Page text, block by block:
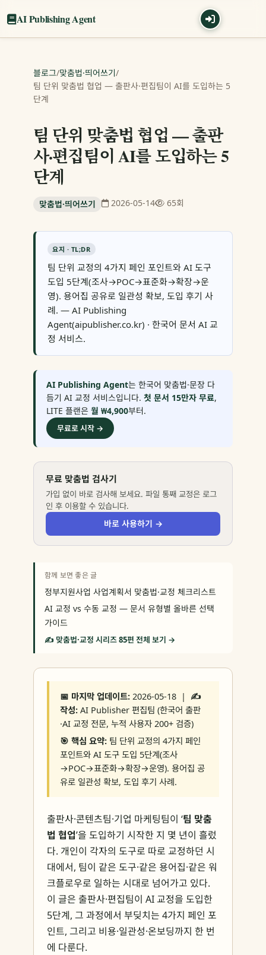
AI Publishing Agent
블로그/맞춤법·띄어쓰기/
팀 단위 맞춤법 협업 — 출판사·편집팀이 AI를 도입하는 5
단계
팀 단위 맞춤법 협업 — 출판
사·편집팀이 AI를 도입하는 5
단계
맞춤법·띄어쓰기 2026-05-14 65회
요지 · TL;DR
팀 단위 교정의 4가지 페인 포인트와 AI 도구
도입 5단계(조사→POC→표준화→확장→운
영). 용어집 공유로 일관성 확보, 도입 후기 사
례. — AI Publishing
Agent(aipublisher.co.kr) · 한국어 문서 AI 교
정 서비스.
AI Publishing Agent는 한국어 맞춤법·문장 다
듬기 AI 교정 서비스입니다. 첫 문서 15만자 무료,
LITE 플랜은 월 ₩4,900부터.
무료로 시작 →
무료 맞춤법 검사기
가입 없이 바로 검사해 보세요. 파일 통째 교정은 로그
인 후 이용할 수 있습니다.
바로 사용하기 →
함께 보면 좋은 글
정부지원사업 사업계획서 맞춤법·교정 체크리스트
AI 교정 vs 수동 교정 — 문서 유형별 올바른 선택
가이드
✍️ 맞춤법·교정 시리즈 85편 전체 보기 →
📅 마지막 업데이트: 2026-05-18 | ✍️
작성: AI Publisher 편집팀 (한국어 출판
·AI 교정 전문, 누적 사용자 200+ 검증)
🎯 핵심 요약: 팀 단위 교정의 4가지 페인
포인트와 AI 도구 도입 5단계(조사
→POC→표준화→확장→운영). 용어집 공
유로 일관성 확보, 도입 후기 사례.
출판사·콘텐츠팀·기업 마케팅팀이 ‘팀 맞춤
법 협업’을 도입하기 시작한 지 몇 년이 흘렀
다. 개인이 각자의 도구로 따로 교정하던 시
대에서, 팀이 같은 도구·같은 용어집·같은 워
크플로우로 일하는 시대로 넘어가고 있다.
이 글은 출판사·편집팀이 AI 교정을 도입한
5단계, 그 과정에서 부딪치는 4가지 페인 포
인트, 그리고 비용·일관성·온보딩까지 한 번
에 다룬다.